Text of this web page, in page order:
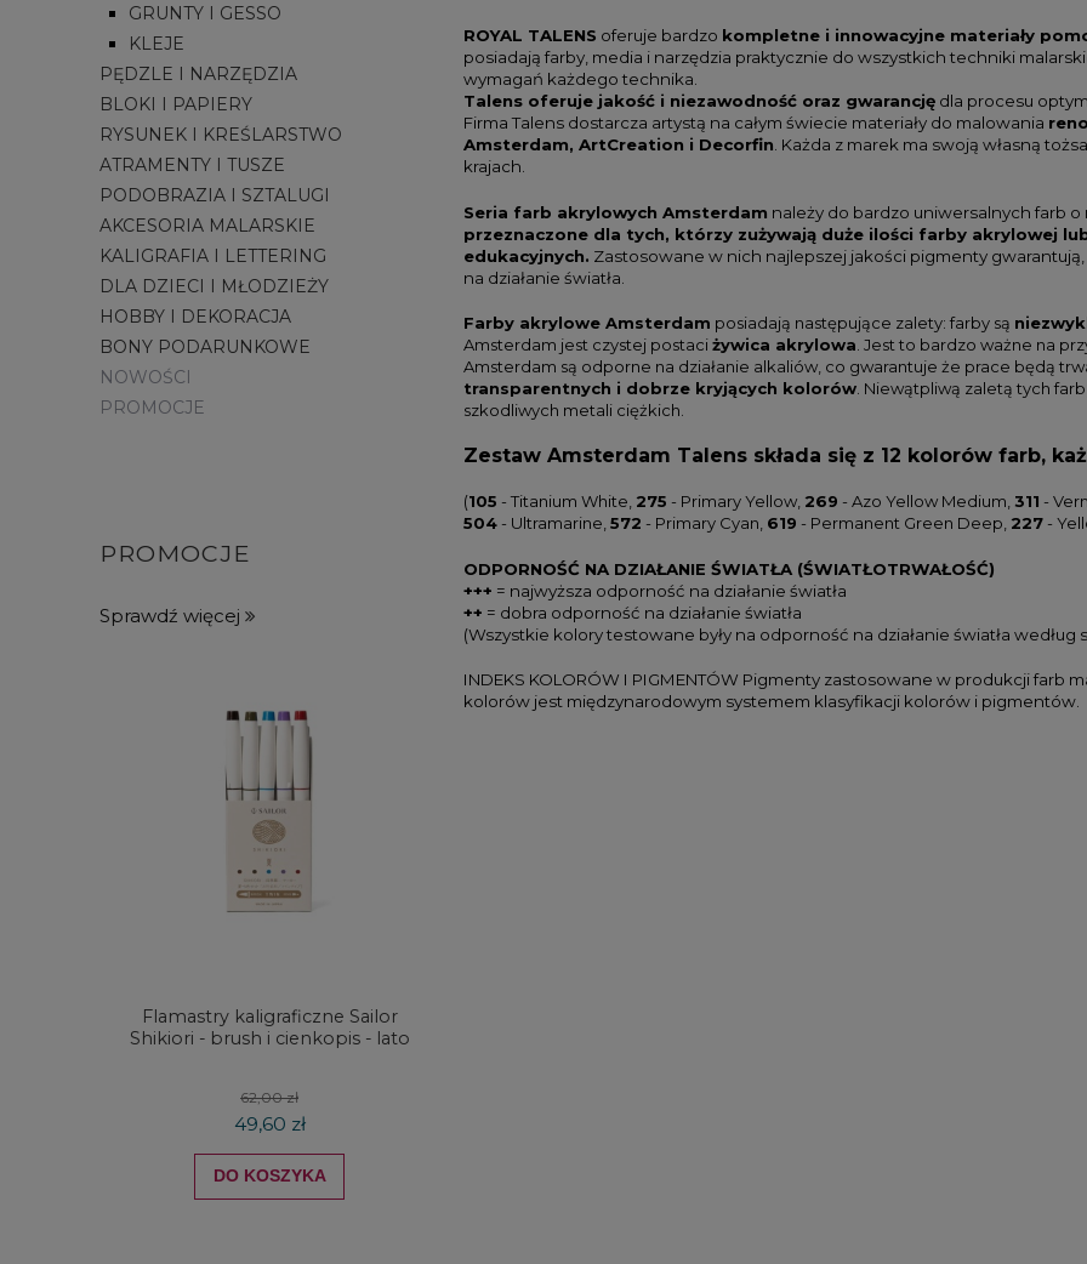
GRUNTY I GESSO
KLEJE
PĘDZLE I NARZĘDZIA
BLOKI I PAPIERY
RYSUNEK I KREŚLARSTWO
ATRAMENTY I TUSZE
PODOBRAZIA I SZTALUGI
AKCESORIA MALARSKIE
KALIGRAFIA I LETTERING
DLA DZIECI I MŁODZIEŻY
HOBBY I DEKORACJA
BONY PODARUNKOWE
NOWOŚCI
PROMOCJE
PROMOCJE
Sprawdź więcej
Flamastry kaligraficzne Sailor
Shikiori - brush i cienkopis - lato
62,00 zł
49,60 zł
DO KOSZYKA
ROYAL TALENS oferuje bardzo kompletne i innowacyjne materiały
posiadają farby, media i narzędzia praktycznie do wszystkich techniki
wymagań każdego technika.
Talens oferuje jakość i niezawodność oraz gwarancję dla procesu
Firma Talens dostarcza artystą na całym świecie materiały do malowania
Amsterdam, ArtCreation i Decorfin. Każda z marek ma swoją własną
krajach.
Seria farb akrylowych Amsterdam należy do bardzo uniwersalnych farb o
przeznaczone dla tych, którzy zużywają duże ilości farby akrylowej
edukacyjnych. Zastosowane w nich najlepszej jakości pigmenty
na działanie światła.
Farby akrylowe Amsterdam posiadają następujące zalety: farby są
Amsterdam jest czystej postaciżywica akrylowa. Jest to bardzo ważne na
Amsterdam są odporne na działanie alkaliów, co gwarantuje że prace będą
transparentnych i dobrze kryjących kolorów. Niewątpliwą zaletą tych
szkodliwych metali ciężkich.
Zestaw Amsterdam Talens składa się z 12 kolorów farb,
(105 - Titanium White, 275 - Primary Yellow, 269 - Azo Yellow Medium, 311 -
504 - Ultramarine,572 - Primary Cyan, 619 - Permanent Green Deep, 227 -
ODPORNOŚĆ NA DZIAŁANIE ŚWIATŁA (ŚWIATŁOTRWAŁOŚĆ)
+++ = najwyższa odporność na działanie światła
++ = dobra odporność na działanie światła
(Wszystkie kolory testowane były na odporność na działanie światła według
INDEKS KOLORÓW I PIGMENTÓW Pigmenty zastosowane w produkcji farb
kolorów jest międzynarodowym systemem klasyfikacji kolorów i pigmentów.